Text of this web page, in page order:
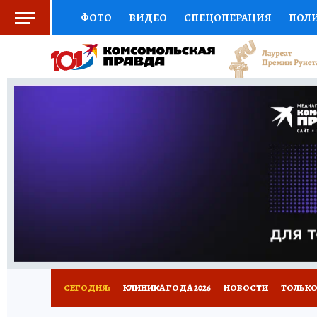
ФОТО ВИДЕО СПЕЦОПЕРАЦИЯ
СОЦПОДДЕРЖКА НАУКА СПОРТ
ВЫБОР ЭКСПЕРТОВ ДОКТОР
ПРОГНОЗЫ НА СПОРТ
НОВОЕ
СЕГОДНЯ: КЛИНИКА ГОДА 2026 НОВОСТИ